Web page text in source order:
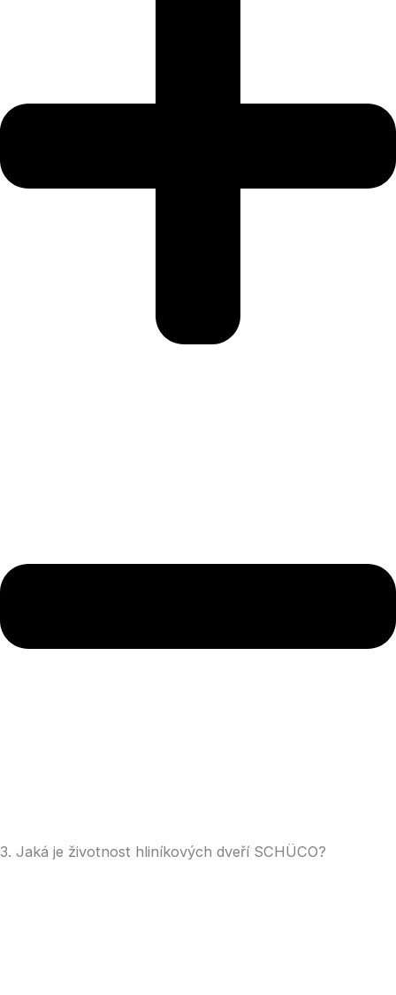
3. Jaká je životnost hliníkových dveří SCHÜCO?